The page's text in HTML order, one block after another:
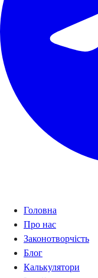
Головна
Про нас
Законотворчість
Блог
Калькулятори